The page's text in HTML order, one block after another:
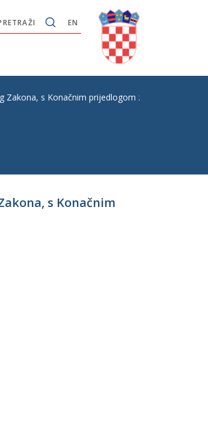
EN
s Konačnim prijedlogom zakona, P. Z. br.
s Konačnim